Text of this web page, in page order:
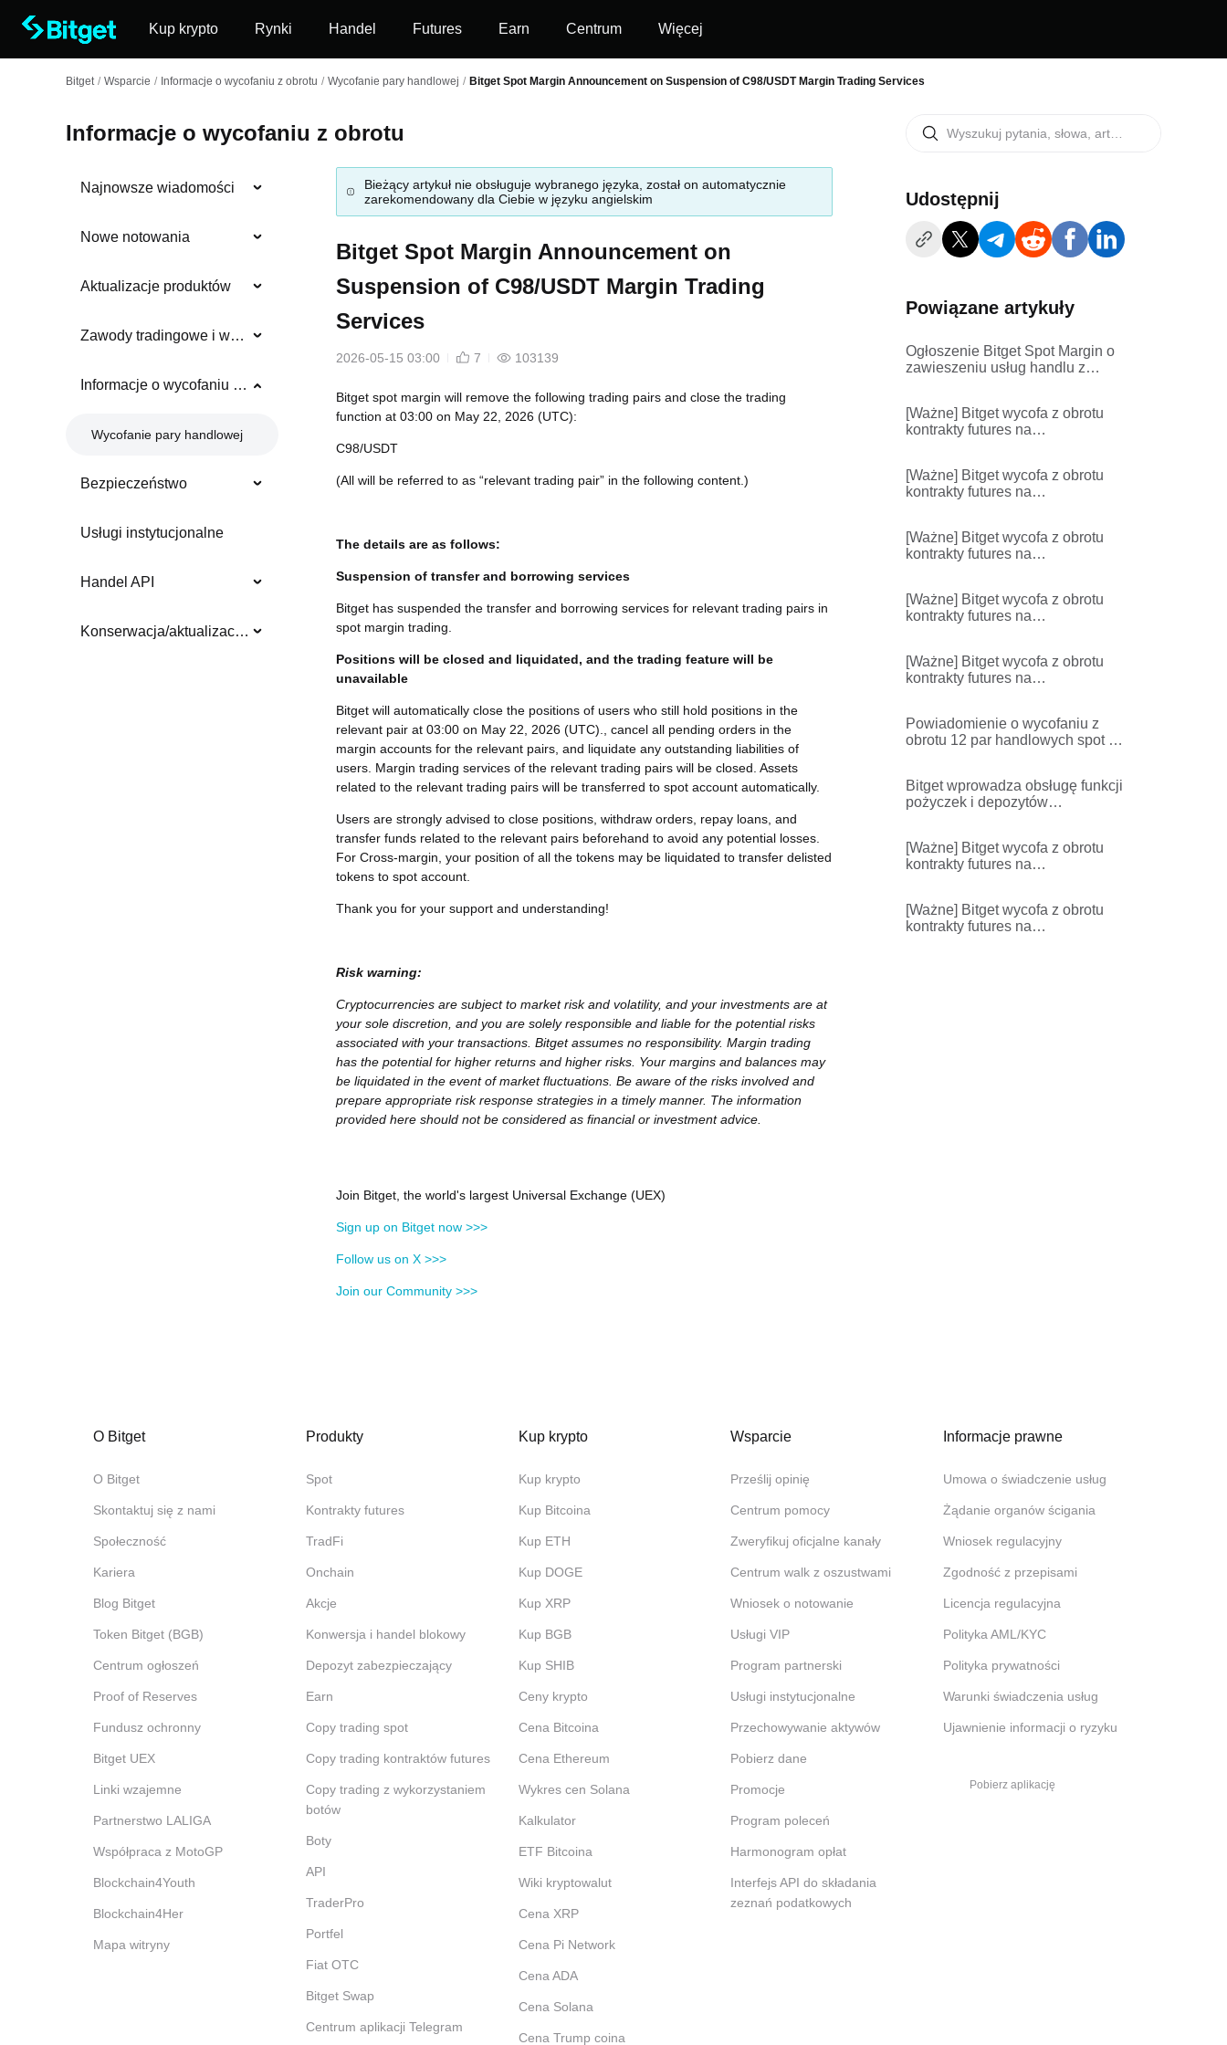
Kup krypto Rynki Handel Futures Earn Centrum Więcej
Bitget / Wsparcie / Informacje o wycofaniu z obrotu / Wycofanie pary handlowej / Bitget Spot Margin Announcement on Suspension of C98/USDT Margin Trading Services
Informacje o wycofaniu z obrotu
Najnowsze wiadomości
Nowe notowania
Aktualizacje produktów
Zawody tradingowe i wydarzenia
Informacje o wycofaniu z obrotu
Wycofanie pary handlowej
Bezpieczeństwo
Usługi instytucjonalne
Handel API
Konserwacja/aktualizacja systemu
Bieżący artykuł nie obsługuje wybranego języka, został on automatycznie
zarekomendowany dla Ciebie w języku angielskim
Bitget Spot Margin Announcement on
Suspension of C98/USDT Margin Trading
Services
2026-05-15 03:00 7 103139
Bitget spot margin will remove the following trading pairs and close the trading
function at 03:00 on May 22, 2026 (UTC):
C98/USDT
(All will be referred to as “relevant trading pair” in the following content.)
The details are as follows:
Suspension of transfer and borrowing services
Bitget has suspended the transfer and borrowing services for relevant trading pairs in
spot margin trading.
Positions will be closed and liquidated, and the trading feature will be
unavailable
Bitget will automatically close the positions of users who still hold positions in the
relevant pair at 03:00 on May 22, 2026 (UTC)., cancel all pending orders in the
margin accounts for the relevant pairs, and liquidate any outstanding liabilities of
users. Margin trading services of the relevant trading pairs will be closed. Assets
related to the relevant trading pairs will be transferred to spot account automatically.
Users are strongly advised to close positions, withdraw orders, repay loans, and
transfer funds related to the relevant pairs beforehand to avoid any potential losses.
For Cross-margin, your position of all the tokens may be liquidated to transfer delisted
tokens to spot account.
Thank you for your support and understanding!
Risk warning:
Cryptocurrencies are subject to market risk and volatility, and your investments are at
your sole discretion, and you are solely responsible and liable for the potential risks
associated with your transactions. Bitget assumes no responsibility. Margin trading
has the potential for higher returns and higher risks. Your margins and balances may
be liquidated in the event of market fluctuations. Be aware of the risks involved and
prepare appropriate risk response strategies in a timely manner. The information
provided here should not be considered as financial or investment advice.
Join Bitget, the world's largest Universal Exchange (UEX)
Sign up on Bitget now >>>
Follow us on X >>>
Join our Community >>>
Udostępnij
Powiązane artykuły
Ogłoszenie Bitget Spot Margin o
zawieszeniu usług handlu z
VANRY/USDT
[Ważne] Bitget wycofa z obrotu
kontrakty futures na
[Ważne] Bitget wycofa z obrotu
kontrakty futures na
[Ważne] Bitget wycofa z obrotu
kontrakty futures na
usługi
[Ważne] Bitget wycofa z obrotu
kontrakty futures na
usługi
[Ważne] Bitget wycofa z obrotu
kontrakty futures na
Powiadomienie o wycofaniu z
obrotu 12 par handlowych spot 18
Bitget wprowadza obsługę funkcji
pożyczek i depozytów
ujednoliconego konta.
[Ważne] Bitget wycofa z obrotu
kontrakty futures na
[Ważne] Bitget wycofa z obrotu
kontrakty futures na
O Bitget
O Bitget
Skontaktuj się z nami
Społeczność
Kariera
Blog Bitget
Token Bitget (BGB)
Centrum ogłoszeń
Proof of Reserves
Fundusz ochronny
Bitget UEX
Linki wzajemne
Partnerstwo LALIGA
Współpraca z MotoGP
Blockchain4Youth
Blockchain4Her
Mapa witryny
Produkty
Spot
Kontrakty futures
TradFi
Onchain
Akcje
Konwersja i handel blokowy
Depozyt zabezpieczający
Earn
Copy trading spot
Copy trading kontraktów futures
Copy trading z wykorzystaniem
botów
Boty
API
TraderPro
Portfel
Fiat OTC
Bitget Swap
Centrum aplikacji Telegram
Kup krypto
Kup krypto
Kup Bitcoina
Kup ETH
Kup DOGE
Kup XRP
Kup BGB
Kup SHIB
Ceny krypto
Cena Bitcoina
Cena Ethereum
Wykres cen Solana
Kalkulator
ETF Bitcoina
Wiki kryptowalut
Cena XRP
Cena Pi Network
Cena ADA
Cena Solana
Cena Trump coina
Wsparcie
Prześlij opinię
Centrum pomocy
Zweryfikuj oficjalne kanały
Centrum walk z oszustwami
Wniosek o notowanie
Usługi VIP
Program partnerski
Usługi instytucjonalne
Przechowywanie aktywów
Pobierz dane
Promocje
Program poleceń
Harmonogram opłat
Interfejs API do składania
zeznań podatkowych
Informacje prawne
Umowa o świadczenie usług
Żądanie organów ścigania
Wniosek regulacyjny
Zgodność z przepisami
Licencja regulacyjna
Polityka AML/KYC
Polityka prywatności
Warunki świadczenia usług
Ujawnienie informacji o ryzyku
Pobierz aplikację